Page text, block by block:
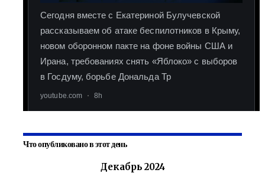
Что опубликовано в этот день
Декабрь 2024